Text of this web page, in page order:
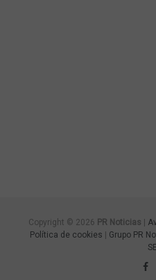
Copyright © 2026 PR Noticias
Política de cookies
Grupo PR